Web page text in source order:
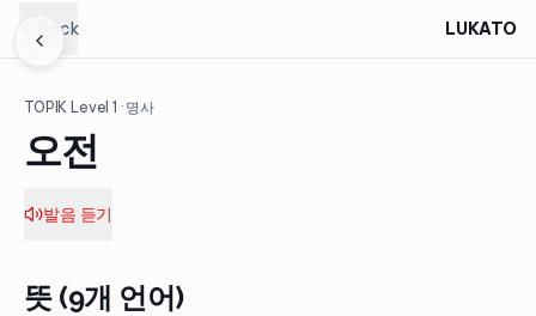
Back LUKATO
TOPIK Level1 · 명사
오전
발음 듣기
뜻 (9개 언어)